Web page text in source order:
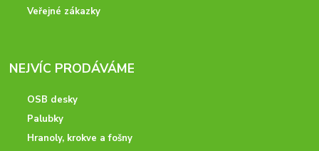
Veřejné zákazky
NEJVÍC PRODÁVÁME
OSB desky
Palubky
Hranoly, krokve a fošny